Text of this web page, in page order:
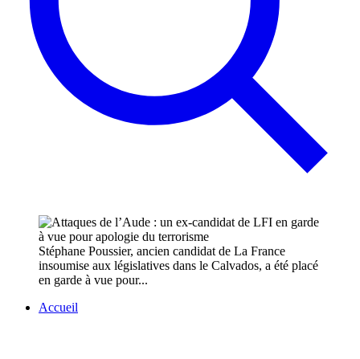
Stéphane Poussier, ancien candidat de La France
insoumise aux législatives dans le Calvados, a été placé
en garde à vue pour...
Accueil